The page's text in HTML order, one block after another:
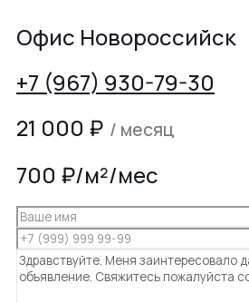
Офис Новороссийск
+7 (967) 930-79-30
21 000 ₽ / месяц
700 ₽/м²/мес